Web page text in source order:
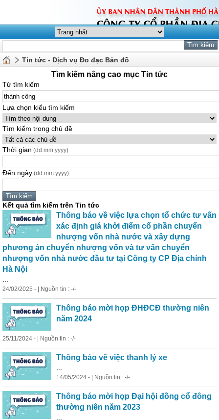
Tin tức - Dịch vụ Đo đạc Bản đồ
Tìm kiếm nâng cao mục Tin tức
Từ tìm kiếm
Lựa chọn kiểu tìm kiếm
Tìm kiếm trong chủ đề
Thời gian (dd.mm.yyyy)
Đến ngày (dd.mm.yyyy)
Kết quả tìm kiếm trên Tin tức
Thông báo về việc lựa chọn tổ chức tư vấn
xác định giá khởi điểm cổ phần chuyển
nhượng vốn nhà nước và xây dựng
phương án chuyển nhượng vốn và tư vấn chuyển
nhượng vốn nhà nước đầu tư tại Công ty CP Địa chính
Hà Nội
24/02/2025 - | Nguồn tin : -/-
Thông báo mời họp ĐHĐCĐ thường niên
năm 2024
25/11/2024 - | Nguồn tin : -/-
Thông báo về việc thanh lý xe
14/05/2024 - | Nguồn tin : -/-
Thông báo mời họp Đại hội đồng cổ đông
thường niên năm 2023